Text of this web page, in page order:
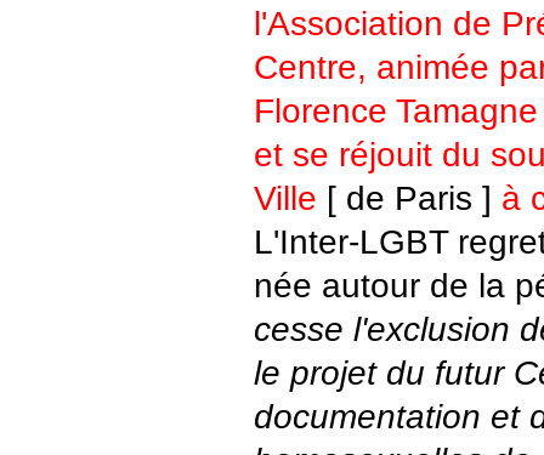
l'Association de
Centre, animée
Florence
et se réjouit du
Ville [ de Paris ] à
L'Inter-LGBT
née autour de la
cesse l'exclusion
le projet du futur
documentation et